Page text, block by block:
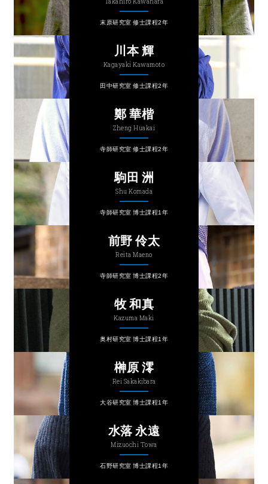
末原研究室 修士課程2年
川本 輝
Kagayaki Kawamoto
田中研究室 修士課程2年
鄭 華楷
Zheng Huakai
寺師研究室 修士課程2年
駒田 洲
Shu Komada
寺師研究室 博士課程1年
前野 伶太
Reita Maeno
寺師研究室 博士課程2年
牧 和真
Kazuma Maki
奥村研究室 博士課程1年
榊原 澪
Rei Sakakibara
大谷研究室 博士課程1年
水落 永遠
Mizuochi Towa
石野研究室 博士課程1年